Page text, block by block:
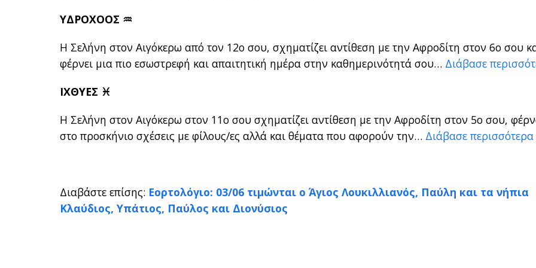
ΥΔΡΟΧΟΟΣ ♒
Η Σελήνη στον Αιγόκερω από τον 12ο σου, σχηματίζει αντίθεση με την Αφροδίτη στον 6ο σου
φέρνει μια πιο εσωστρεφή και απαιτητική ημέρα στην καθημερινότητά σου… Διάβασε
ΙΧΘΥΕΣ ♓
Η Σελήνη στον Αιγόκερω στον 11ο σου σχηματίζει αντίθεση με την Αφροδίτη στον 5ο σου,
στο προσκήνιο σχέσεις με φίλους/ες αλλά και θέματα που αφορούν την… Διάβασε περισσότερα
Διαβάστε επίσης: Εορτολόγιο: 03/06 τιμώνται ο Άγιος Λουκιλλιανός, Παύλη και τα νήπια
Κλαύδιος, Υπάτιος, Παύλος και Διονύσιος